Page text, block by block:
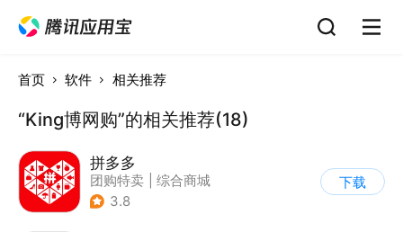
首页 软件 相关推荐
“King博网购”的相关推荐(18)
拼多多
团购特卖
综合商城
3.8
下载